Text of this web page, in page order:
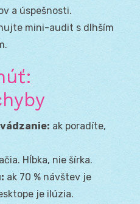
a úspešnosti.
mini-audit s dlhším
ak poradíte,
Hĺbka, nie šírka.
ak 70 % návštev je
je ilúzia.